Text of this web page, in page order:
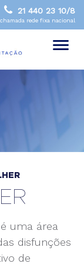
21 440 23 10/8
rede fixa nacional
uma área
disfunções
de